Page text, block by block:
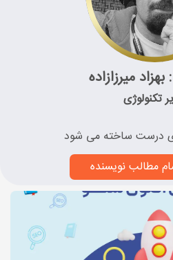
میرزازاده
تکنولوژی
درست ساخته می شود
مطالب نویسنده